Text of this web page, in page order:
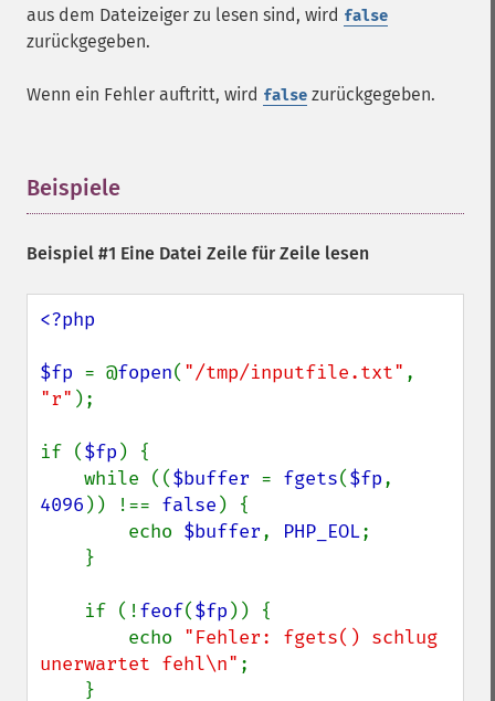
aus dem Dateizeiger zu lesen sind, wird false
zurückgegeben.
Wenn ein Fehler auftritt, wird false zurückgegeben.
Beispiele
Beispiel #1 Eine Datei Zeile für Zeile lesen
<?php
$fp = @fopen( "/tmp/inputfile.txt"
"r" );
if ($fp ) {
    while ((
$buffer = fgets($fp
4096 )) !== false ) {
        echo
$buffer, PHP_EOL;
    if (!
feof($fp )) {
        echo
"Fehler: fgets() schlug
unerwartet fehl\n" ;